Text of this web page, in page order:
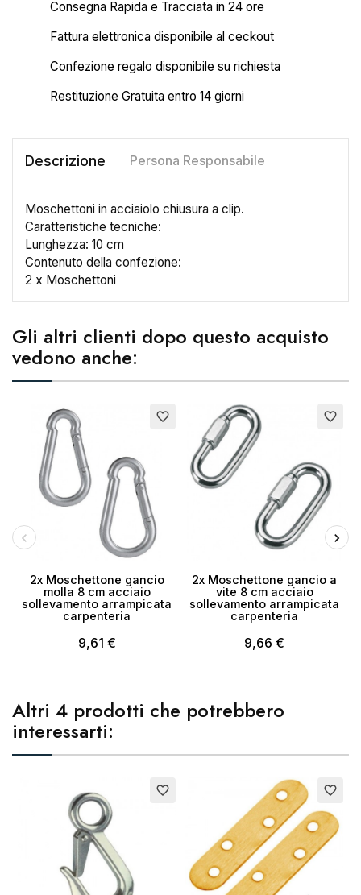
Consegna Rapida e Tracciata in 24 ore
Fattura elettronica disponibile al ceckout
Confezione regalo disponibile su richiesta
Restituzione Gratuita entro 14 giorni
Descrizione Persona Responsabile
Moschettoni in acciaiolo chiusura a clip.
Caratteristiche tecniche:
Lunghezza: 10 cm
Contenuto della confezione:
2 x Moschettoni
Gli altri clienti dopo questo acquisto
vedono anche:
favorite_border
2x Moschettone gancio
molla 8 cm acciaio
sollevamento arrampicata
carpenteria
9,61 €
favorite_border
2x Moschettone gancio a
vite 8 cm acciaio
sollevamento arrampicata
carpenteria
9,66 €
Altri 4 prodotti che potrebbero
interessarti:
favorite_border favorite_border
×
Nome lista dei desideri
Crea lista dei desideri